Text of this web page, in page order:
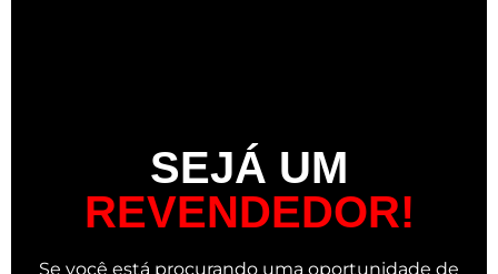
SEJÁ UM
REVENDEDOR!
Se você está procurando uma oportunidade de